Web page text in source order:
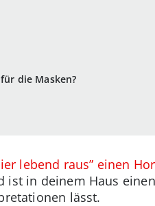
die Masken?
lebend raus” einen
ist in deinem Haus
lässt.